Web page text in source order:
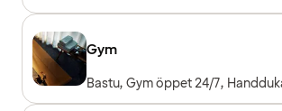
Gym
Bastu, Gym öppet 24/7,
Träningsmaskiner,